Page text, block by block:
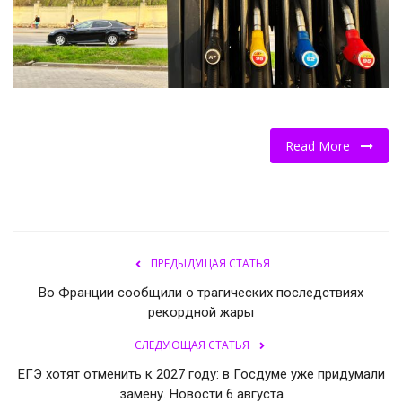
НОВОСТИ КОЛЛЕДЖ TV
КОЛЛЕДЖ ДЕНЬ ЗА ДНЕМ
РОССИЙСКИЕ КАНАЛЫ
ПРОФЕССИОНАЛИТЕТ
Read More
ПРЕДЫДУЩАЯ СТАТЬЯ
Во Франции сообщили о трагических последствиях
рекордной жары
СЛЕДУЮЩАЯ СТАТЬЯ
ЕГЭ хотят отменить к 2027 году: в Госдуме уже придумали
замену. Новости 6 августа